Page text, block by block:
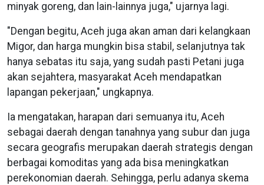
minyak goreng, dan lain-lainnya juga," ujarnya lagi.
"Dengan begitu, Aceh juga akan aman dari kelangkaan
Migor, dan harga mungkin bisa stabil, selanjutnya tak
hanya sebatas itu saja, yang sudah pasti Petani juga
akan sejahtera, masyarakat Aceh mendapatkan
lapangan pekerjaan," ungkapnya.
Ia mengatakan, harapan dari semuanya itu, Aceh
sebagai daerah dengan tanahnya yang subur dan juga
secara geografis merupakan daerah strategis dengan
berbagai komoditas yang ada bisa meningkatkan
perekonomian daerah. Sehingga, perlu adanya skema